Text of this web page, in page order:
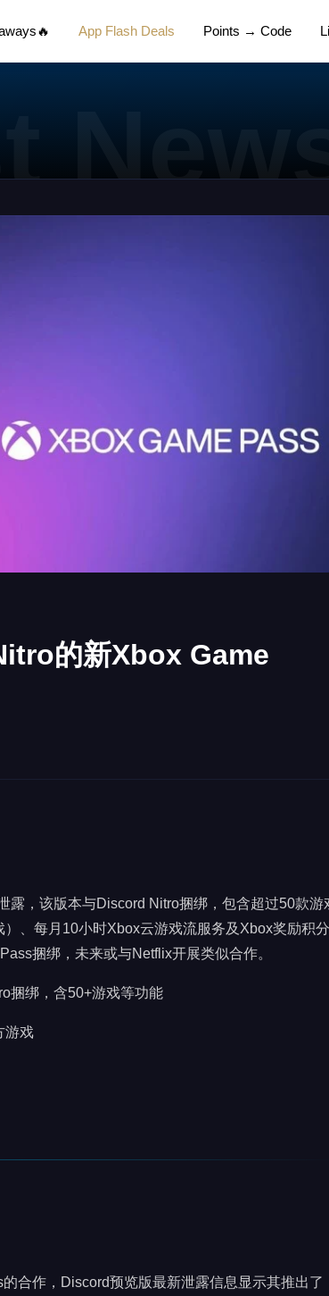
App Flash Deals Points → Code
的新Xbox Game
露，该版本与Discord Nitro捆绑，包含超过50款游
、每月10小时Xbox云游戏流服务及Xbox奖励积分
捆绑，未来或与Netflix开展类似合作。
捆绑，含50+游戏等功能
游戏
合作，Discord预览版最新泄露信息显示其推出了